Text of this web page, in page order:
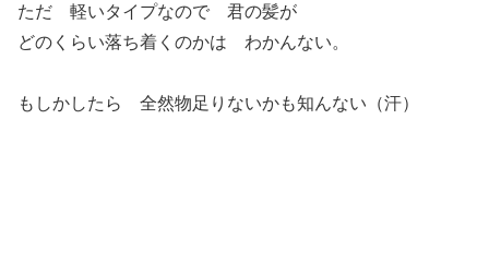
ただ 軽いタイプなので 君の髪が
どのくらい落ち着くのかは わかんない。
もしかしたら 全然物足りないかも知んない（汗）